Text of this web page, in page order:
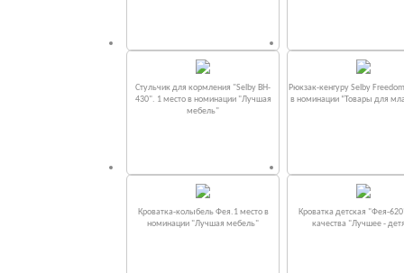
Стульчик для кормления "Selby BH-
430". 1 место в номинации "Лучшая
мебель"
Рюкзак-кенгуру Selby
в номинации “Товары для
Кроватка-колыбель Фея.1 место в
номинации "Лучшая мебель"
Кроватка детская "Фея-
качества "Лучшее -